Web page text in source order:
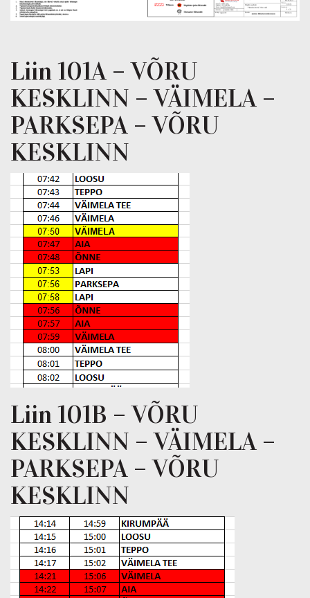
Liin 101A – VÕRU
KESKLINN – VÄIMELA –
PARKSEPA – VÕRU
KESKLINN
Liin 101B – VÕRU
KESKLINN – VÄIMELA –
PARKSEPA – VÕRU
KESKLINN